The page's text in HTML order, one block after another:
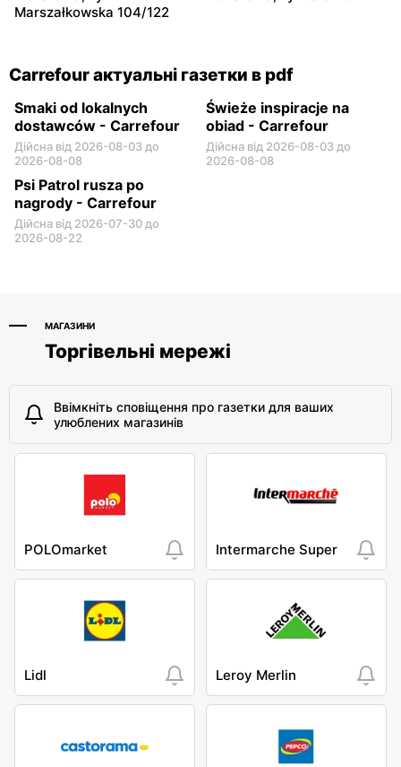
Carrefour Carrefour
Marszałkowska 104/122
Carrefour актуальні газетки в pdf
Smaki od lokalnych
dostawców - Carrefour
Дійсна від 2026-08-03 до
2026-08-08
Świeże inspiracje na
obiad - Carrefour
Дійсна від 2026-08-03 до
2026-08-08
Psi Patrol rusza po
nagrody - Carrefour
Дійсна від 2026-07-30 до
2026-08-22
МАГАЗИНИ
Торгівельні мережі
Ввімкніть сповіщення про газетки для ваших
улюблених магазинів
POLOmarket Intermarche Super
Lidl Leroy Merlin